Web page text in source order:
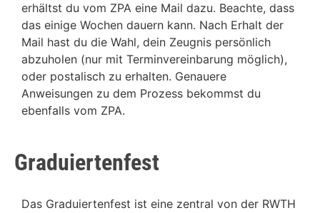
erhältst du vom ZPA eine Mail dazu. Beachte, dass
das einige Wochen dauern kann. Nach Erhalt der
Mail hast du die Wahl, dein Zeugnis persönlich
abzuholen (nur mit Terminvereinbarung möglich),
oder postalisch zu erhalten. Genauere
Anweisungen zu dem Prozess bekommst du
ebenfalls vom ZPA.
Graduiertenfest
Das Graduiertenfest ist eine zentral von der RWTH